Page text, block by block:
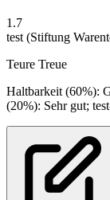
1.7
test (Stiftung
Teure Treue
Haltbarkeit (60%):
(20%): Sehr gut;